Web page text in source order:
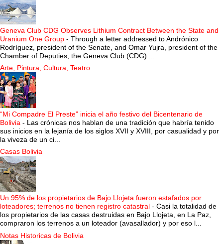
Geneva Club CDG Observes Lithium Contract Between the State and
Uranium One Group - Through a letter addressed to Andrónico
Rodríguez, president of the Senate, and Omar Yujra, president of the
Chamber of Deputies, the Geneva Club (CDG) ...
Arte, Pintura, Cultura, Teatro
“Mi Compadre El Preste” inicia el año festivo del Bicentenario de
Bolivia - Las crónicas nos hablan de una tradición que habría tenido
sus inicios en la lejanía de los siglos XVII y XVIII, por casualidad y por
la viveza de un ci...
Casas Bolivia
Un 95% de los propietarios de Bajo Llojeta fueron estafados por
loteadores; terrenos no tienen registro catastral - Casi la totalidad de
los propietarios de las casas destruidas en Bajo Llojeta, en La Paz,
compraron los terrenos a un loteador (avasallador) y por eso l...
Notas Historicas de Bolivia